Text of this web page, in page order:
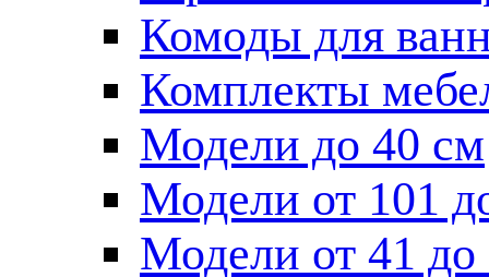
Комоды для
Комплекты
Модели до 40 см
Модели от 101
Модели от 41 до